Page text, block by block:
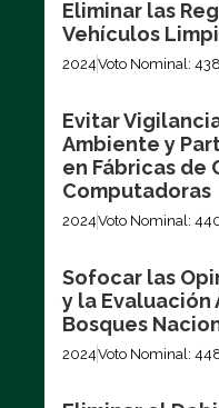
Eliminar las
Vehículos
2024Voto Nominal: 438
Evitar
Ambiente y
en Fábricas de
Computadoras
2024Voto Nominal:
Sofocar las
y la
Bosques
2024Voto Nominal: